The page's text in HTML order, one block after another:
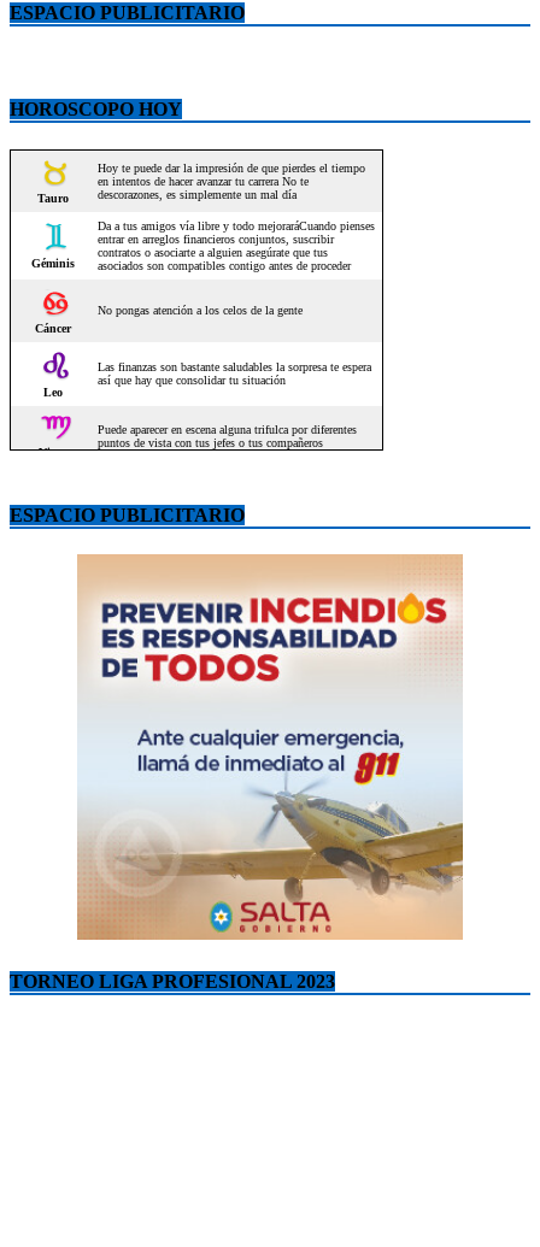
ESPACIO PUBLICITARIO
HOROSCOPO HOY
ESPACIO PUBLICITARIO
TORNEO LIGA PROFESIONAL 2023